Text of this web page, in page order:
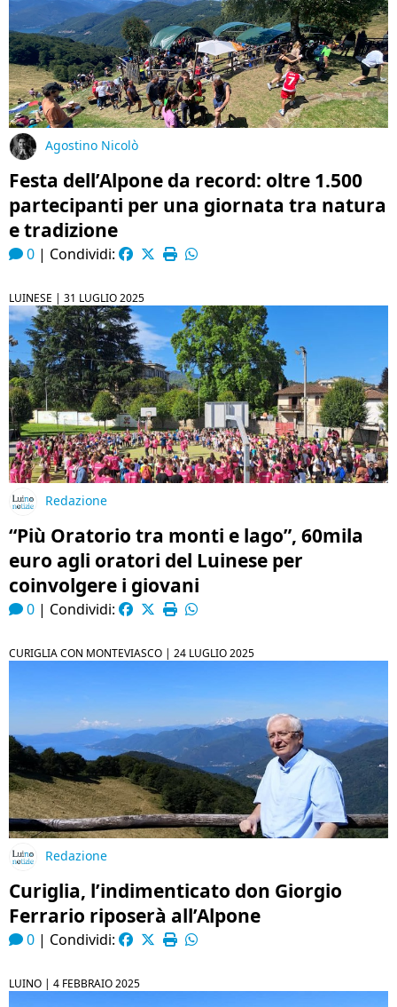
Agostino Nicolò
Festa dell’Alpone da record: oltre 1.500
partecipanti per una giornata tra natura
e tradizione
0 | Condividi:
LUINESE | 31 LUGLIO 2025
Redazione
“Più Oratorio tra monti e lago”, 60mila
euro agli oratori del Luinese per
coinvolgere i giovani
0 | Condividi:
CURIGLIA CON MONTEVIASCO | 24 LUGLIO 2025
Redazione
Curiglia, l’indimenticato don Giorgio
Ferrario riposerà all’Alpone
0 | Condividi:
LUINO | 4 FEBBRAIO 2025